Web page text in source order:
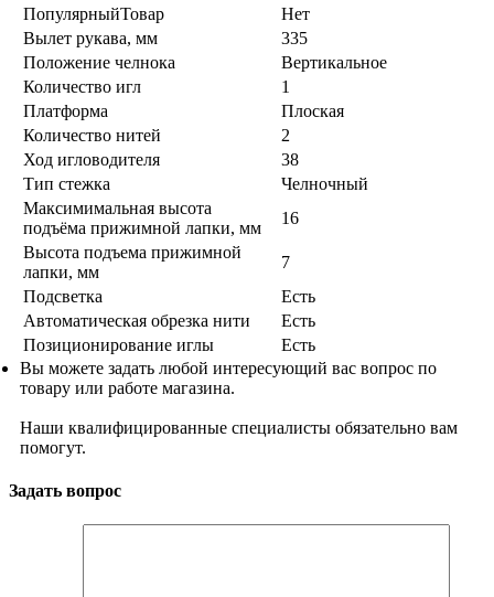
ПопулярныйТовар
Нет
Вылет рукава, мм
335
Положение челнока
Вертикальное
Количество игл
1
Платформа
Плоская
Количество нитей
2
Ход игловодителя
38
Тип стежка
Челночный
Максимимальная высота
подъёма прижимной лапки, мм
16
Высота подъема прижимной
лапки, мм
7
Подсветка
Есть
Автоматическая обрезка нити
Есть
Позиционирование иглы
Есть
Вы можете задать любой интересующий вас вопрос по
товару или работе магазина.
Наши квалифицированные специалисты обязательно вам
помогут.
Задать вопрос